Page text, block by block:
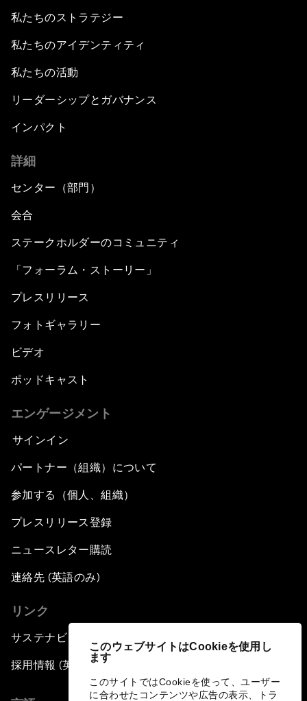
このウェブサイトはCookieを使用し
ます
このサイトではCookieを使って、ユーザー
に合わせたコンテンツや広告の表示、トラ
私たちのストラテジー
私たちのアイデンティティ
私たちの活動
リーダーシップとガバナンス
インパクト
詳細
センター（部門）
会合
ステークホルダーのコミュニティ
「フォーラム・ストーリー」
プレスリリース
フォトギャラリー
ビデオ
ポッドキャスト
エンゲージメント
サインイン
パートナー（組織）について
参加する（個人、組織）
プレスリリース登録
ニュースレター購読
連絡先 (英語のみ)
リンク
サステナビリティへの取り組み
採用情報 (英語のみ)